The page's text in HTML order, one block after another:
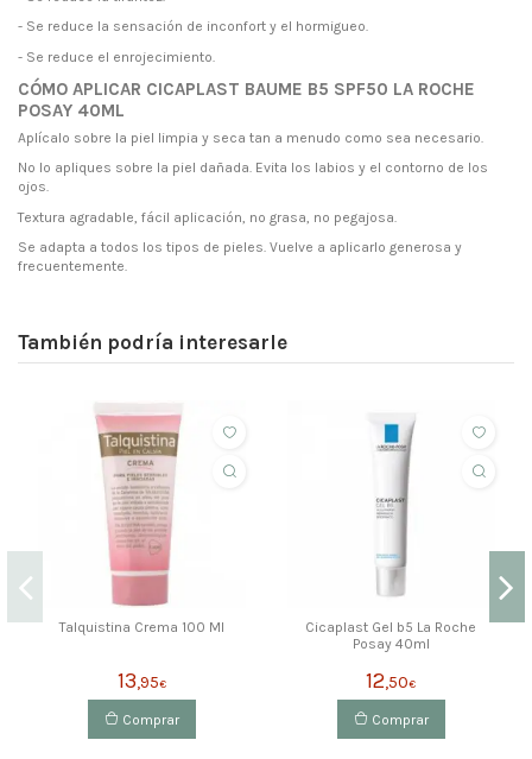
- Se reduce la sensación de inconfort y el hormigueo.
- Se reduce el enrojecimiento.
CÓMO APLICAR CICAPLAST BAUME B5 SPF50 LA ROCHE
POSAY 40ML
Aplícalo sobre la piel limpia y seca tan a menudo como sea necesario.
No lo apliques sobre la piel dañada. Evita los labios y el contorno de los
ojos.
Textura agradable, fácil aplicación, no grasa, no pegajosa.
Se adapta a todos los tipos de pieles. Vuelve a aplicarlo generosa y
frecuentemente.
También podría interesarle
Talquistina Crema 100 Ml
13,95€
Comprar
Cicaplast Gel b5 La Roche
Posay 40ml
12,50€
Comprar